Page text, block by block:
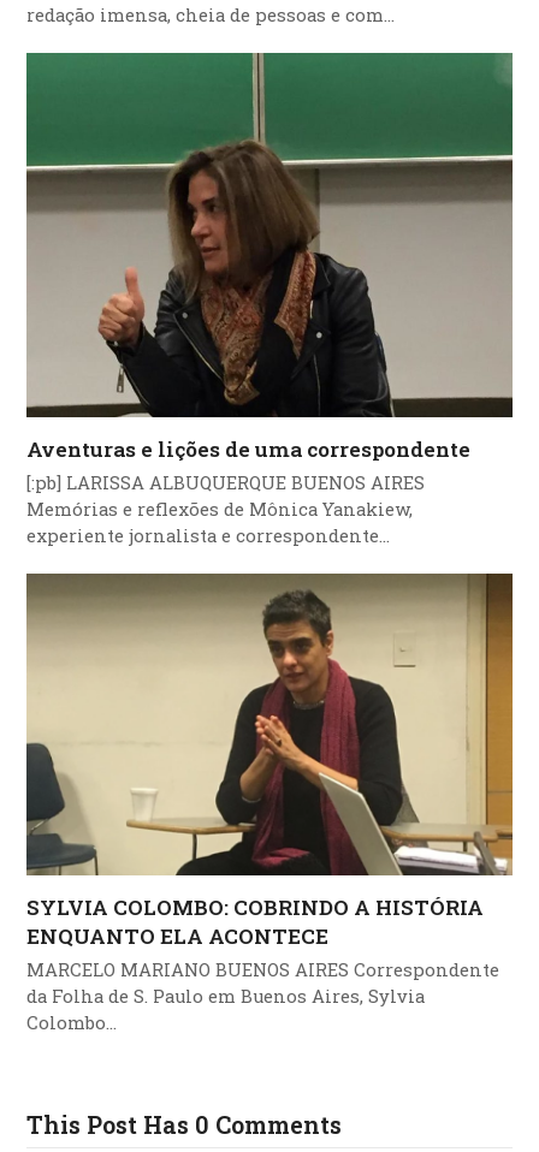
redação imensa, cheia de pessoas e com…
Aventuras e lições de uma correspondente
[:pb] LARISSA ALBUQUERQUE BUENOS AIRES
Memórias e reflexões de Mônica Yanakiew,
experiente jornalista e correspondente…
SYLVIA COLOMBO: COBRINDO A HISTÓRIA
ENQUANTO ELA ACONTECE
MARCELO MARIANO BUENOS AIRES Correspondente
da Folha de S. Paulo em Buenos Aires, Sylvia
Colombo…
This Post Has 0 Comments